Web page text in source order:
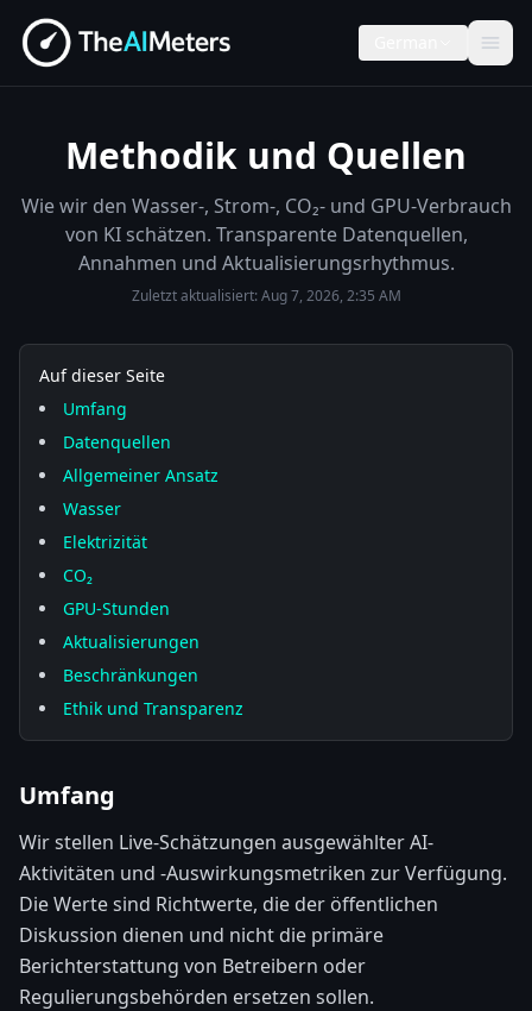
Methodik und Quellen
Wie wir den Wasser-, Strom-, CO₂- und GPU-Verbrauch
von KI schätzen. Transparente Datenquellen,
Annahmen und Aktualisierungsrhythmus.
Zuletzt aktualisiert:Aug 7, 2026, 2:35 AM
Auf dieser Seite
Umfang
Datenquellen
Allgemeiner Ansatz
Wasser
Elektrizität
CO₂
GPU-Stunden
Aktualisierungen
Beschränkungen
Ethik und Transparenz
Umfang
Wir stellen Live-Schätzungen ausgewählter AI-
Aktivitäten und -Auswirkungsmetriken zur Verfügung.
Die Werte sind Richtwerte, die der öffentlichen
Diskussion dienen und nicht die primäre
Berichterstattung von Betreibern oder
Regulierungsbehörden ersetzen sollen.